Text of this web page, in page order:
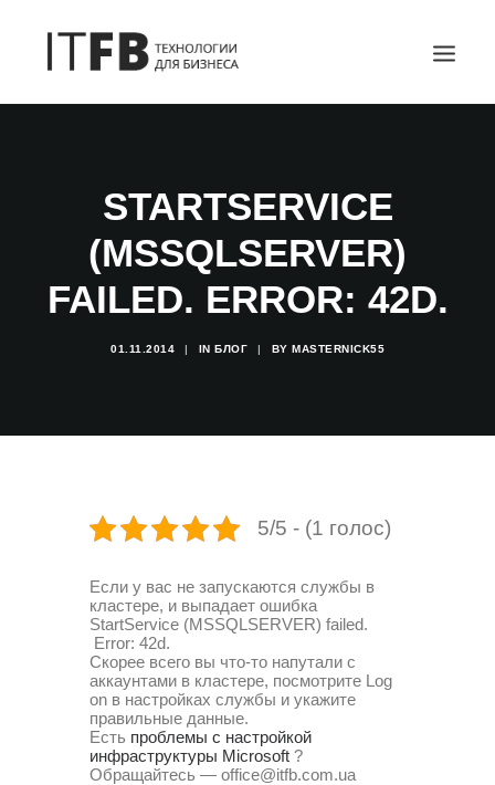
АДМИНИСТРИРОВАНИЕ СЕРВЕРОВ
ИТ УСЛУГИ
БЛОГ
STARTSERVICE
(MSSQLSERVER)
FAILED. ERROR: 42D.
01.11.2014 | IN БЛОГ | BY MASTERNICK55
5/5 - (1 голос)
Если у вас не запускаются службы в
кластере, и выпадает ошибка
StartService (MSSQLSERVER) failed.
Error: 42d.
Скорее всего вы что-то напутали с
аккаунтами в кластере, посмотрите Log
on в настройках службы и укажите
правильные данные.
Есть проблемы с настройкой
инфраструктуры Microsoft ?
Обращайтесь — office@itfb.com.ua